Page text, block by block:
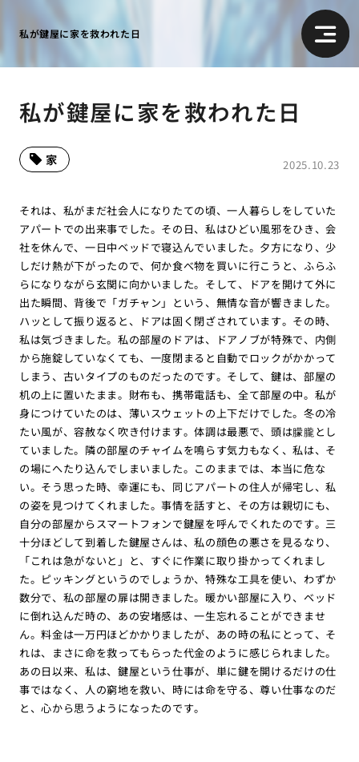
私が鍵屋に家を救われた日
私が鍵屋に家を救われた日
2025.10.23
家
それは、私がまだ社会人になりたての頃、一人暮らしをしていた
アパートでの出来事でした。その日、私はひどい風邪をひき、会
社を休んで、一日中ベッドで寝込んでいました。夕方になり、少
しだけ熱が下がったので、何か食べ物を買いに行こうと、ふらふ
らになりながら玄関に向かいました。そして、ドアを開けて外に
出た瞬間、背後で「ガチャン」という、無情な音が響きました。
ハッとして振り返ると、ドアは固く閉ざされています。その時、
私は気づきました。私の部屋のドアは、ドアノブが特殊で、内側
から施錠していなくても、一度閉まると自動でロックがかかって
しまう、古いタイプのものだったのです。そして、鍵は、部屋の
机の上に置いたまま。財布も、携帯電話も、全て部屋の中。私が
身につけていたのは、薄いスウェットの上下だけでした。冬の冷
たい風が、容赦なく吹き付けます。体調は最悪で、頭は朦朧とし
ていました。隣の部屋のチャイムを鳴らす気力もなく、私は、そ
の場にへたり込んでしまいました。このままでは、本当に危な
い。そう思った時、幸運にも、同じアパートの住人が帰宅し、私
の姿を見つけてくれました。事情を話すと、その方は親切にも、
自分の部屋からスマートフォンで鍵屋を呼んでくれたのです。三
十分ほどして到着した鍵屋さんは、私の顔色の悪さを見るなり、
「これは急がないと」と、すぐに作業に取り掛かってくれまし
た。ピッキングというのでしょうか、特殊な工具を使い、わずか
数分で、私の部屋の扉は開きました。暖かい部屋に入り、ベッド
に倒れ込んだ時の、あの安堵感は、一生忘れることができませ
ん。料金は一万円ほどかかりましたが、あの時の私にとって、そ
れは、まさに命を救ってもらった代金のように感じられました。
あの日以来、私は、鍵屋という仕事が、単に鍵を開けるだけの仕
事ではなく、人の窮地を救い、時には命を守る、尊い仕事なのだ
と、心から思うようになったのです。